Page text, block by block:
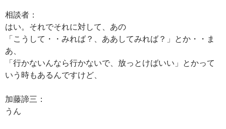
相談者：
はい。それでそれに対して、あの
「こうして・・みれば？、ああしてみれば？」とか・・ま
あ、
「行かないんなら行かないで、放っとけばいい」とかって
いう時もあるんですけど、
加藤諦三：
うん